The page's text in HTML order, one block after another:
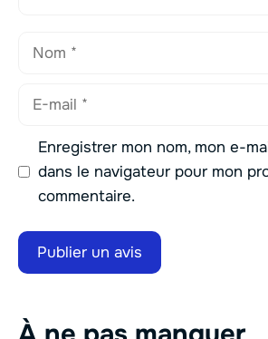
Nom
Enregistrer mon nom, mon e-
dans le navigateur pour mon
commentaire.